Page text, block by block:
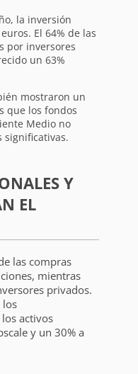
la inversión
El 64% de las
por inversores
un 63%
mostraron un
que los fondos
Medio no
significativas.
Y
EL
las compras
mientras
privados.
los
activos
y un 30% a